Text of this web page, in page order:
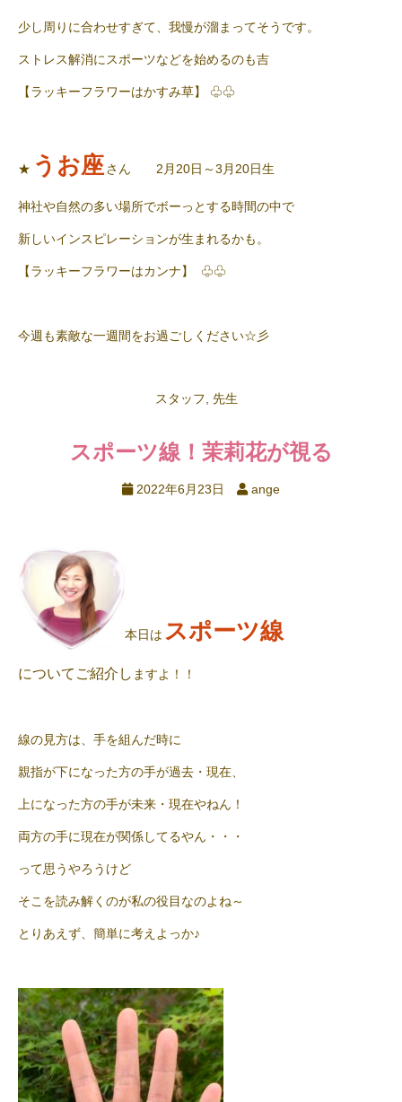
少し周りに合わせすぎて、我慢が溜まってそうです。
ストレス解消にスポーツなどを始めるのも吉
【ラッキーフラワーはかすみ草】 ♧♧
★ うお座さん 2月20日～3月20日生
神社や自然の多い場所でボーっとする時間の中で
新しいインスピレーションが生まれるかも。
【ラッキーフラワーはカンナ】 ♧♧
今週も素敵な一週間をお過ごしください☆彡
スタッフ 先生
スポーツ線！茉莉花が視る
2022年6月23日 ange
本日は スポーツ線
についてご紹介し ますよ！！
線の見方は、手を組んだ時に
親指が下になった方の手が過去・現在、
上になった方の手が未来・現在やねん！
両方の手に現在が関係してるやん・・・
って思うやろうけど
そこを読み解くのが私の役目なのよね～
とりあえず、簡単に考えよっか♪